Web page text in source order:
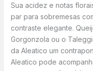
Sua acidez e notas
par para sobremesas
contraste elegante.
Gorgonzola ou o
da Aleatico um
Aleatico pode